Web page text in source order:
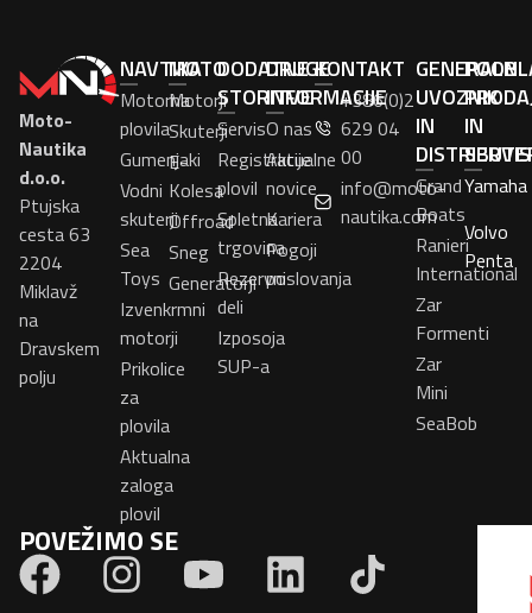
Moto-
Nautika
d.o.o.
Ptujska
cesta 63
2204
Miklavž
na
Dravskem
polju
NAVTIKA
Motorna
plovila
Gumenjaki
Vodni
skuterji
Sea
Toys
Izvenkrmni
motorji
Prikolice
za
plovila
Aktualna
zaloga
plovil
MOTO
Motorji
Skuterji
E-
Kolesa
Offroad
Sneg
Generatorji
DODATNE
STORITVE
Servis
Registracije
plovil
Spletna
trgovina
Rezervni
deli
Izposoja
SUP-a
DRUGE
INFORMACIJE
O nas
Aktualne
novice
Kariera
Pogoji
poslovanja
KONTAKT
+386(0)2
629 04
00
info@moto-
nautika.com
GENERALNI
UVOZNIK
IN
Grand
Boats
Ranieri
International
Zar
Formenti
Zar
Mini
SeaBob
IN
Yamaha
Volvo
Penta
POVEŽIMO SE